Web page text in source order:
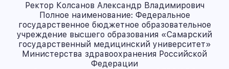
Ректор Колсанов Александр Владимирович
Полное наименование: Федеральное
государственное бюджетное образовательное
учреждение высшего образования «Самарский
государственный медицинский университет»
Министерства здравоохранения Российской
Федерации